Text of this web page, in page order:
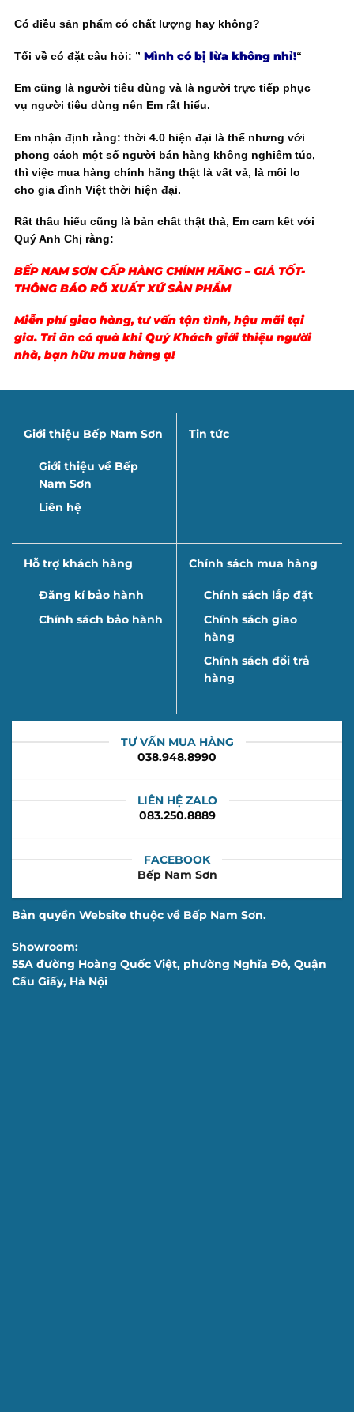
Có điều sản phẩm có chất lượng hay không?
Tối về có đặt câu hỏi: ” Mình có bị lừa không nhỉ!“
Em cũng là người tiêu dùng và là người trực tiếp phục
vụ người tiêu dùng nên Em rất hiểu.
Em nhận định rằng: thời 4.0 hiện đại là thế nhưng với
phong cách một số người bán hàng không nghiêm túc,
thì việc mua hàng chính hãng thật là vất vả, là mối lo
cho gia đình Việt thời hiện đại.
Rất thấu hiểu cũng là bản chất thật thà, Em cam kết với
Quý Anh Chị rằng:
BẾP NAM SƠN CẤP HÀNG CHÍNH HÃNG – GIÁ TỐT-
THÔNG BÁO RÕ XUẤT XỨ SẢN PHẨM
Miễn phí giao hàng, tư vấn tận tình, hậu mãi tại
gia. Tri ân có quà khi Quý Khách giới thiệu người
nhà, bạn hữu mua hàng ạ!
Giới thiệu Bếp Nam Sơn
Giới thiệu về Bếp
Nam Sơn
Liên hệ
Tin tức
Hỗ trợ khách hàng
Đăng kí bảo hành
Chính sách bảo hành
Chính sách mua hàng
Chính sách lắp đặt
Chính sách giao
hàng
Chính sách đổi trả
hàng
TƯ VẤN MUA HÀNG
038.948.8990
LIÊN HỆ ZALO
083.250.8889
FACEBOOK
Bếp Nam Sơn
Bản quyền Website thuộc về Bếp Nam Sơn.
Showroom:
55A đường Hoàng Quốc Việt, phường Nghĩa Đô, Quận
Cầu Giấy, Hà Nội